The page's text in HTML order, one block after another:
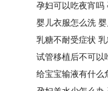
孕妇可以吃夜宵吗
婴儿衣服怎么洗
乳糖不耐受症状
试管移植后不可以
给宝宝输液有什么